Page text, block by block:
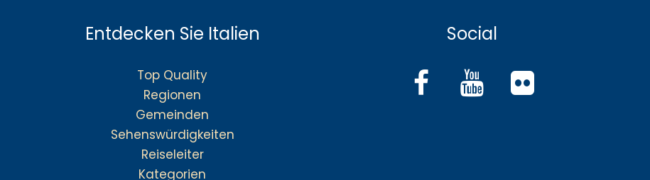
Entdecken Sie Italien
Top Quality
Regionen
Gemeinden
Sehenswürdigkeiten
Reiseleiter
Kategorien
Social